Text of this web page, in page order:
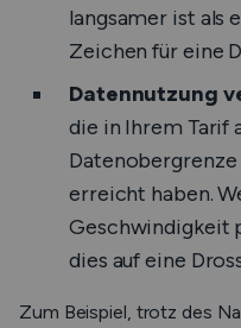
langsamer ist als
Zeichen für eine
Datennutzung
die in Ihrem Tarif
erreicht haben.
Geschwindigkeit
dies auf eine
Zum Beispiel, trotz des